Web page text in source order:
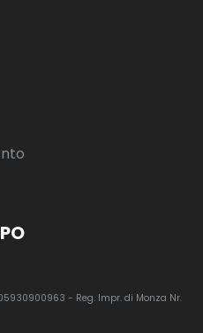
- Reg. Impr. di Monza Nr.